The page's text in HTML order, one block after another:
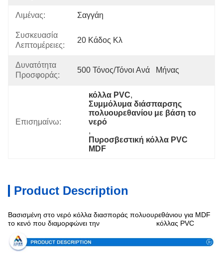
Λιμένας: Σαγγάη
Συσκευασία
Λεπτομέρειες:
20 Κάδος Κλ
Δυνατότητα
Προσφοράς:
500 Τόνος/τόνοι Ανά   Μήνας
Επισημαίνω:
κόλλα PVC,
Συμμόλυμα διάσπαρσης
πολυουρεθανίου με βάση το
νερό
,
Πυροσβεστική κόλλα PVC
MDF
Product Description
Βασισμένη στο νερό κόλλα διασποράς πολυουρεθάνιου για MDF
το κενό που διαμορφώνει την
κόλλας PVC